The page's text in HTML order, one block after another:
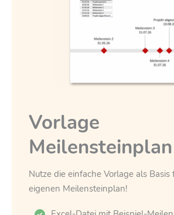
Vorlage
Meilensteinplan
Nutze die einfache Vorlage als Basis
eigenen Meilensteinplan!